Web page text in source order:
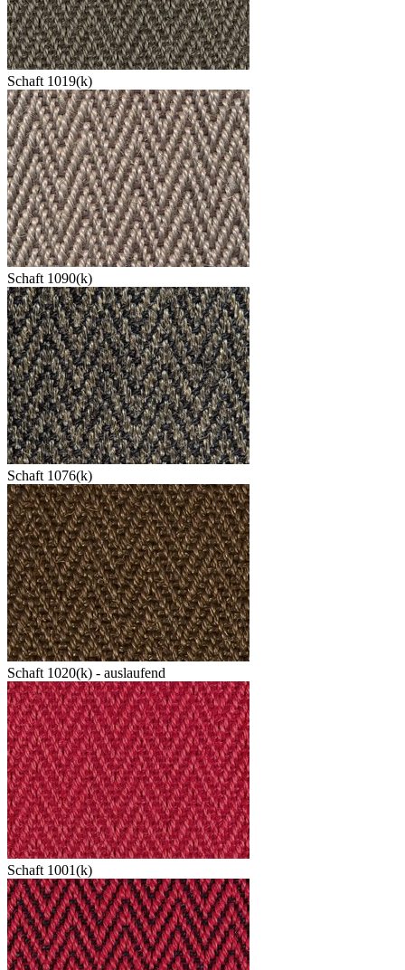
Schaft 1019(k)
Schaft 1090(k)
Schaft 1076(k)
Schaft 1020(k) - auslaufend
Schaft 1001(k)